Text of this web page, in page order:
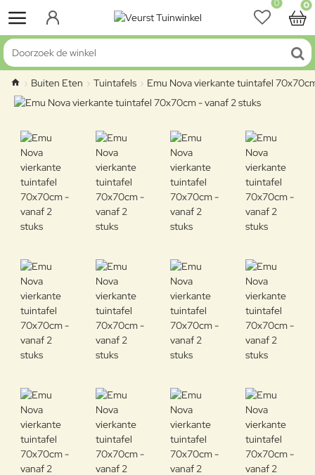
0 0
Doorzoek de winkel
home
Buiten Eten Tuintafels Emu Nova vierkante tuintafel